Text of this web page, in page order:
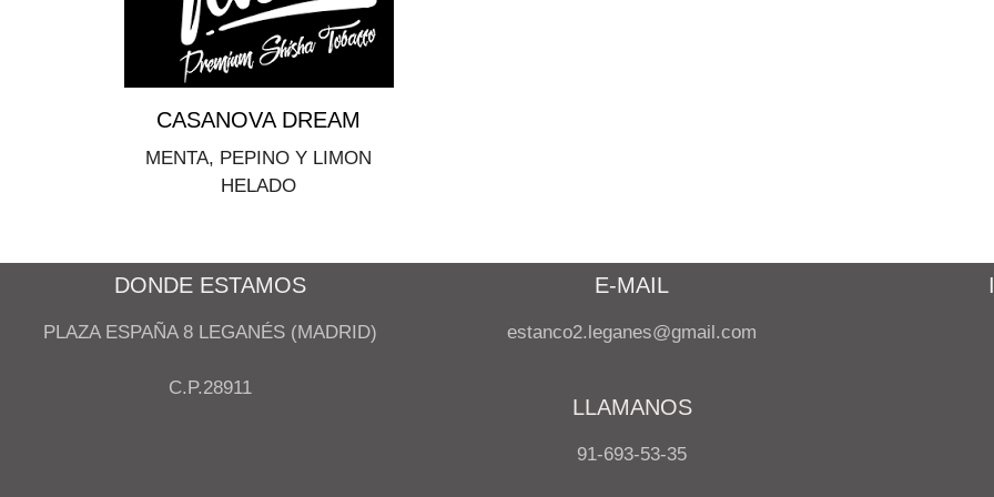
CASANOVA DREAM
MENTA, PEPINO Y LIMON
HELADO
DONDE ESTAMOS
PLAZA ESPAÑA 8 LEGANÉS (MADRID)
C.P.28911
E-MAIL
estanco2.leganes@gmail.com
LLAMANOS
91-693-53-35